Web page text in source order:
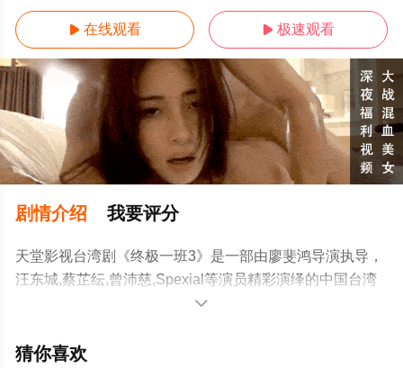
 在线观看  极速观看
剧情介绍 我要评分
天堂影视台湾剧《终极一班3》是一部由廖斐鸿导演执导，
汪东城,蔡芷纭,曾沛慈,Spexial等演员精彩演绎的中国台湾
电视剧，大结局剧情已揭晓（20集全），手机免费观看高
提前免费观看，更多剧情信息可移步至豆瓣电视剧、电视

猜你喜欢